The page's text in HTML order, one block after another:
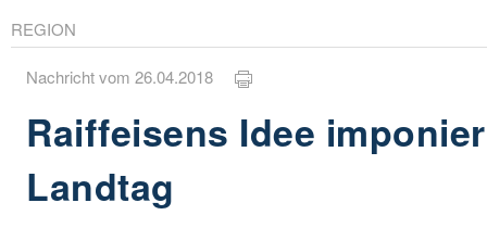
REGION
Nachricht vom 26.04.2018
Raiffeisens Idee
Landtag